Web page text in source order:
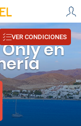
en
VER CONDICIONES